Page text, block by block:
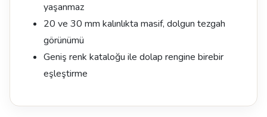
yaşanmaz
20 ve 30 mm kalınlıkta masif, dolgun tezgah
görünümü
Geniş renk kataloğu ile dolap rengine birebir
eşleştirme